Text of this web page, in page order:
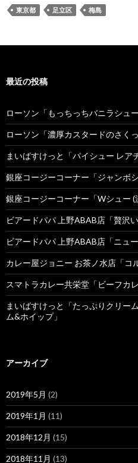
東京都 足立区 梅島
最近の投稿
ローソン「もっちっちバニラシュー
ローソン「濃厚カスタードのさく
まいばすけっと「パイシュー レア
銀座コージーコーナー「ジャンボ
銀座コージーコーナー「Wシュー (
ビアードパパ 上野ABAB店「贅沢
ビアードパパ 上野ABAB店「ニュ
カレー屋ジョニー お茶ノ水店「コ
スマトラカレー共栄堂「ビーフカレ
まいばすけっと「たっぷりクリー
ム&ホイップ」
アーカイブ
2019年5月 (2)
2019年1月 (11)
2018年12月 (15)
2018年11月 (13)